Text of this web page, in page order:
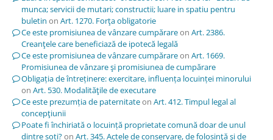
munca; servicii de mutari; constructii; luare in spatiu pentru
buletin on Art. 1270. Forţa obligatorie
Ce este promisiunea de vânzare cumpărareon Art. 2386.
Creanţele care beneficiază de ipotecă legală
Ce este promisiunea de vânzare cumpărareon Art. 1669.
Promisiunea de vânzare şi promisiunea de cumpărare
Obligația de întreținere: exercitare, influența locuinței minorului
on Art. 530. Modalităţile de executare
Ce este prezumția de paternitateon Art. 412. Timpul legal al
concepţiunii
Poate fi închiriată o locuință proprietate comună doar de unul
dintre soți?on Art. 345. Actele de conservare, de folosinţă şi de